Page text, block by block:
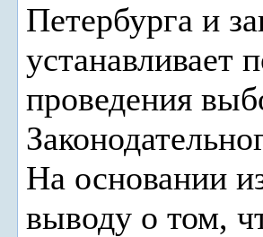
Петербурга и
устанавливает
проведения
На основании
выводу о том,